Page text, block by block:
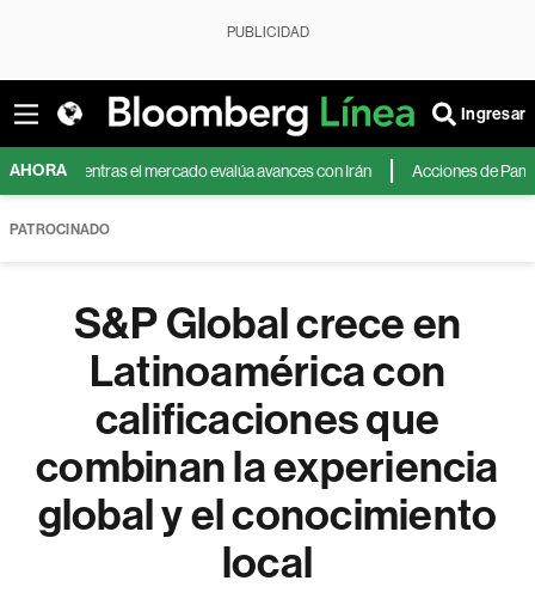
PUBLICIDAD
Ingresar
AHORA
y mientras el mercado evalúa avances con Irán Acciones de
PATROCINADO
S&P Global crece en
Latinoamérica con
calificaciones que
combinan la experiencia
global y el conocimiento
local